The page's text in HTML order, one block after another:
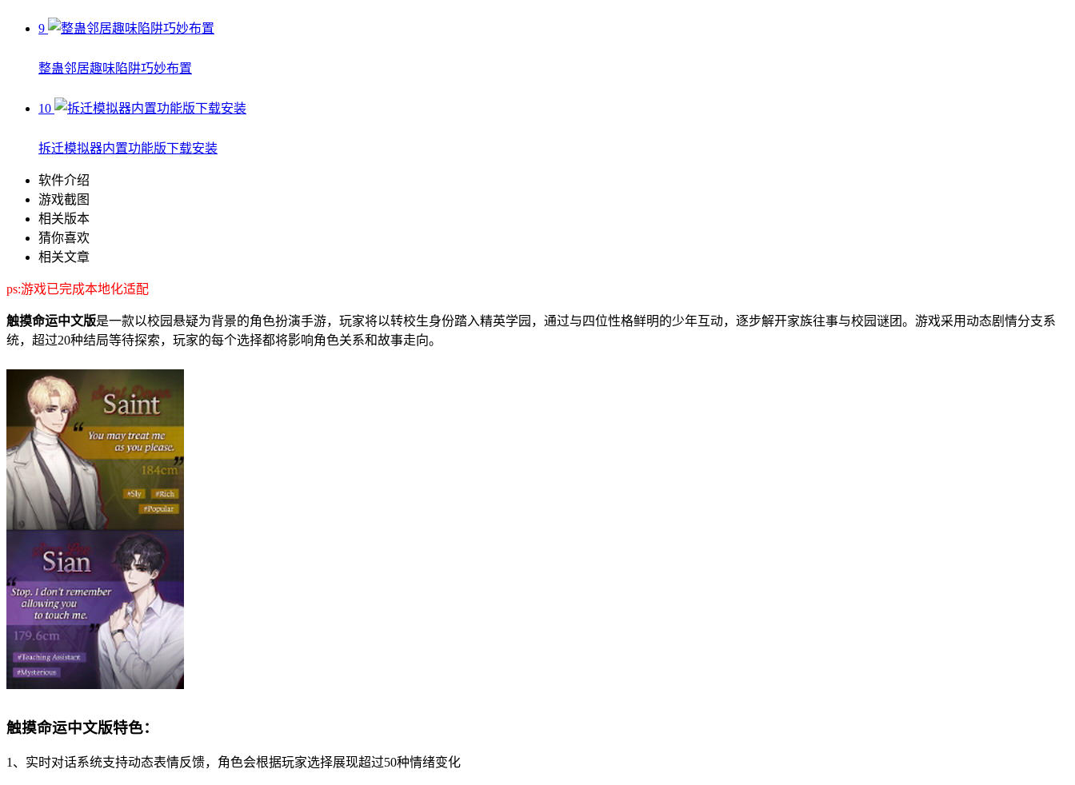
9
整蛊邻居趣味陷阱巧妙布置
10
拆迁模拟器内置功能版下载安装
软件介绍
游戏截图
相关版本
猜你喜欢
相关文章
ps:游戏已完成本地化适配
触摸命运中文版是一款以校园悬疑为背景的角色扮演手游，玩家将以转校生身份踏入精英学园，通过与四位性格鲜明的少年互动，逐步解开家族往事与校园谜团。游戏采用动态剧情分支系
统，超过20种结局等待探索，玩家的每个选择都将影响角色关系和故事走向。
触摸命运中文版特色：
1、实时对话系统支持动态表情反馈，角色会根据玩家选择展现超过50种情绪变化